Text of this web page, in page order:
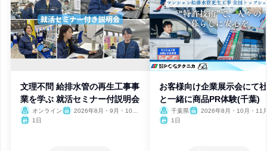
文理不問 給排水管の再生工事事
業を学ぶ 就活セミナー付説明会
オンライン
2026年8月・9月・10
1日
お客様向け企業展示会にて
と一緒に商品PR体験(千葉)
千葉県
2026年8月・10月・11
1日